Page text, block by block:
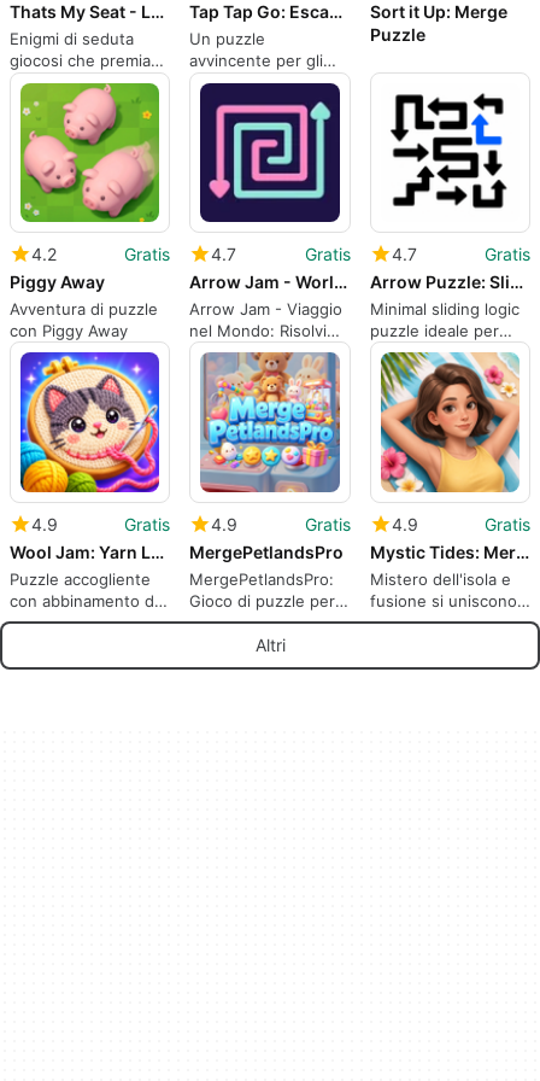
Thats My Seat - Logic Puzzle
Enigmi di seduta
giocosi che premiano
la paziente
deduzione logica
Tap Tap Go: Escape Puzzle
Un puzzle
avvincente per gli
amanti dei rompicapi
Sort it Up: Merge
Puzzle
4.2
Gratis
Piggy Away
Avventura di puzzle
con Piggy Away
4.7
Gratis
Arrow Jam - World Trip
Arrow Jam - Viaggio
nel Mondo: Risolvi
enigmi con un tocco
di viaggio
4.7
Gratis
Arrow Puzzle: Slide to Escape
Minimal sliding logic
puzzle ideale per
brevi sessioni mobili
4.9
Gratis
Wool Jam: Yarn Loop Puzzle
Puzzle accogliente
con abbinamento di
colori, nastro
e sfide progressive
4.9
Gratis
MergePetlandsPro
MergePetlandsPro:
Gioco di puzzle per
animali da unire e
collezionare con una
progressione
4.9
Gratis
Mystic Tides: Merge Story
Mistero dell'isola e
fusione si uniscono
nell'avventura del
Altri